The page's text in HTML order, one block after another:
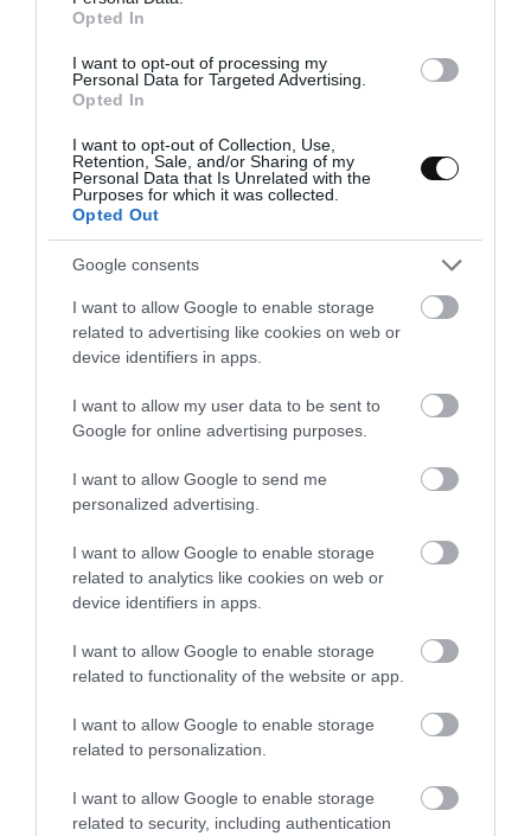
Opted In
I want to opt-out of processing my
Personal Data for Targeted Advertising.
Opted In
I want to opt-out of Collection, Use,
Retention, Sale, and/or Sharing of my
Personal Data that Is Unrelated with the
Purposes for which it was collected.
Opted Out
Google consents
I want to allow Google to enable storage
related to advertising like cookies on web or
device identifiers in apps.
I want to allow my user data to be sent to
Google for online advertising purposes.
I want to allow Google to send me
personalized advertising.
I want to allow Google to enable storage
related to analytics like cookies on web or
device identifiers in apps.
I want to allow Google to enable storage
related to functionality of the website or app.
I want to allow Google to enable storage
related to personalization.
I want to allow Google to enable storage
related to security, including authentication
Milhojas de chocolate y frambuesas
Buenos días, tenemos a las puertas el fin de semana después de
una semana de mucho ajetreo y nada de tiempo. Por eso he
pensado que estaría muy bien darnos...
Whoopie Pies con mousse de
chocolate
la última vez que nos vimos, pero de vez en cuando es necesario
hacer un pequeño paréntesis y descansar un...